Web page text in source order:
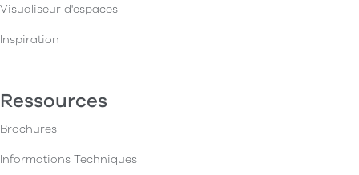
Visualiseur d'espaces
Inspiration
Ressources
Brochures
Informations Techniques